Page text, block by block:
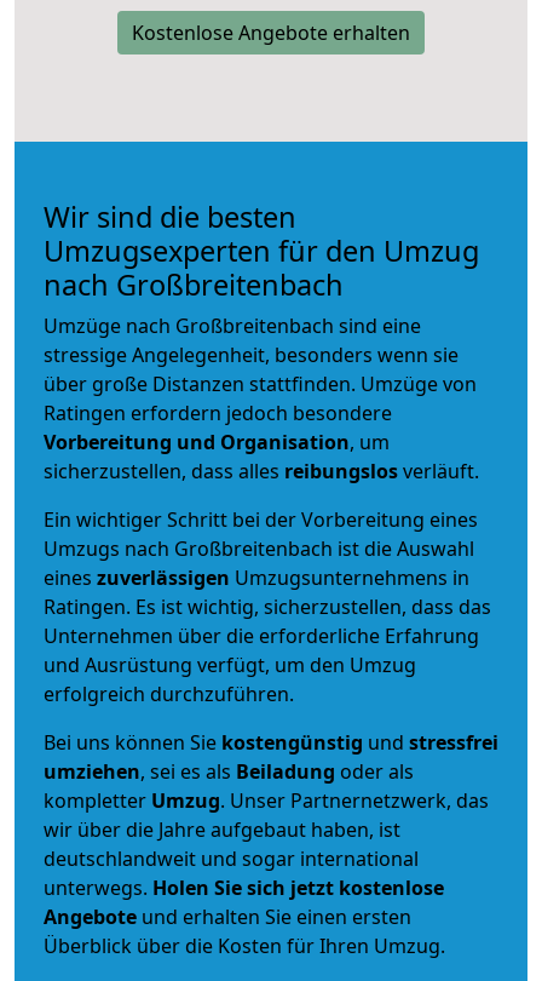
Kostenlose Angebote erhalten
Wir sind die besten
Umzugsexperten für den Umzug
nach Großbreitenbach
Umzüge nach Großbreitenbach sind eine
stressige Angelegenheit, besonders wenn sie
über große Distanzen stattfinden. Umzüge von
Ratingen erfordern jedoch besondere
Vorbereitung und Organisation, um
sicherzustellen, dass alles reibungslosverläuft.
Ein wichtiger Schritt bei der Vorbereitung eines
Umzugs nach Großbreitenbach ist die Auswahl
eines zuverlässigen Umzugsunternehmens in
Ratingen. Es ist wichtig, sicherzustellen, dass das
Unternehmen über die erforderliche Erfahrung
und Ausrüstung verfügt, um den Umzug
erfolgreich durchzuführen.
Bei uns können Sie kostengünstig und stressfrei
umziehen, sei es als Beiladung oder als
kompletter Umzug. Unser Partnernetzwerk, das
wir über die Jahre aufgebaut haben, ist
deutschlandweit und sogar international
unterwegs. Holen Sie sich jetzt kostenlose
Angebote und erhalten Sie einen ersten
Überblick über die Kosten für Ihren Umzug.